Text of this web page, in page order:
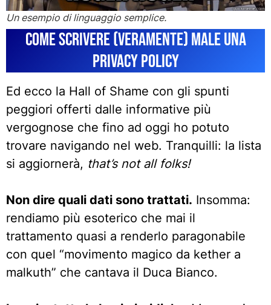
Un esempio di linguaggio semplice.
Come scrivere (veramente) male una
Privacy Policy
Ed ecco la Hall of Shame con gli spunti
peggiori offerti dalle informative più
vergognose che fino ad oggi ho potuto
trovare navigando nel web. Tranquilli: la lista
si aggiornerà, that’s not all folks!
Non dire quali dati sono trattati. Insomma:
rendiamo più esoterico che mai il
trattamento quasi a renderlo paragonabile
con quel “movimento magico da kether a
malkuth” che cantava il Duca Bianco.